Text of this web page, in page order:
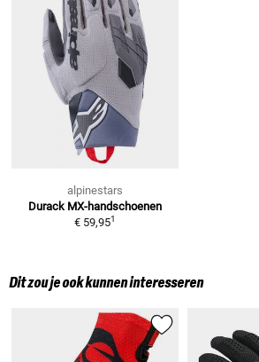
alpinestars
Durack MX-handschoenen
€ 59,951
Dit zou je ook kunnen interesseren